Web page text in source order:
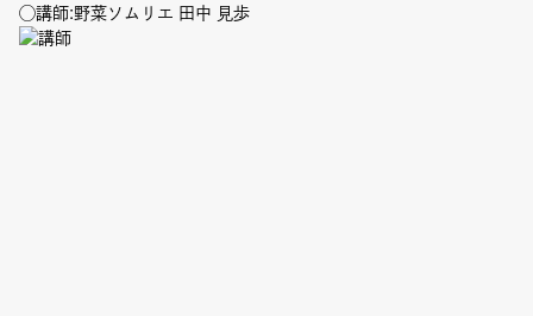
◯講師:野菜ソムリエ 田中 ⾒歩